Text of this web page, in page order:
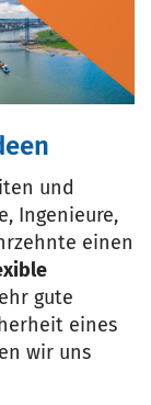
und
Ingenieure,
einen
gute
eines
wir uns